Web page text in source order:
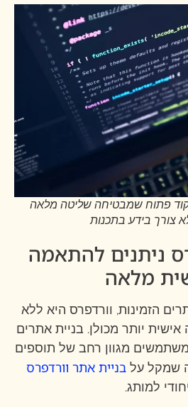
פתוח שמבטיחה שליטה מלאה
צורך בידע בתכנות
ניתנים להתאמה
מלאה
הזמינות, וורדפרס היא ללא
יותר מכולן. בניית אתרים
מגוון רחב של תוספים
שמקל על בניית אתר וורדפרס
למותג.